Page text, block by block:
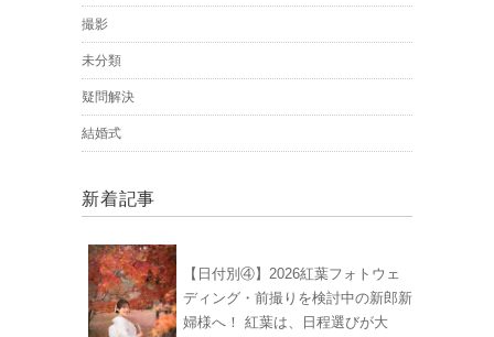
撮影
未分類
疑問解決
結婚式
新着記事
【日付別④】2026紅葉フォトウェ
ディング・前撮りを検討中の新郎新
婦様へ！ 紅葉は、日程選びが大